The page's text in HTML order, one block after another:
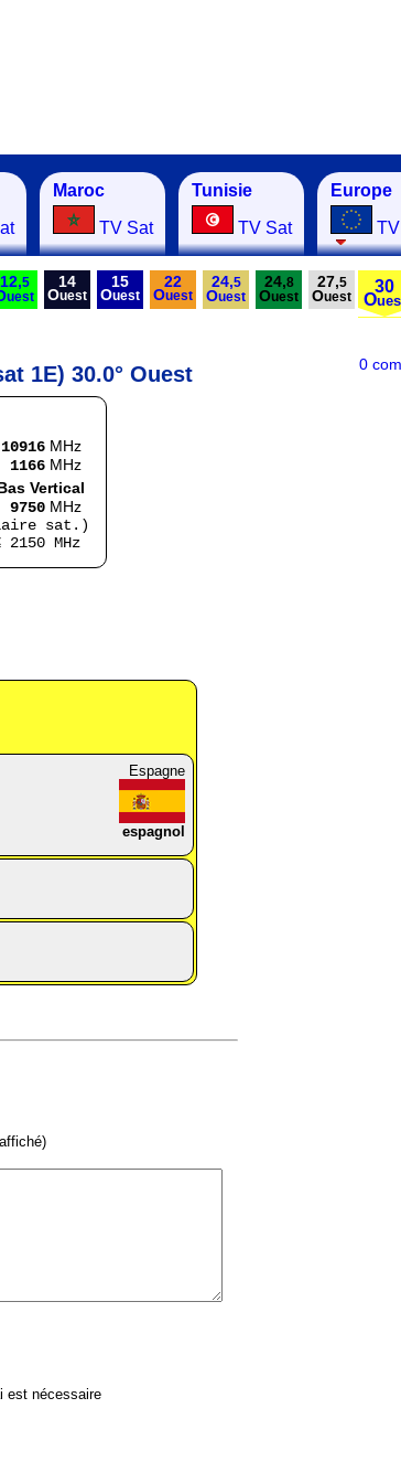
Maroc
TV Sat
Tunisie
TV Sat
Europe
12,5
uest
14
Ouest
15
Ouest
22
Ouest
24,5
Ouest
24,8
Ouest
27,5
Ouest
30
O
1E) 30.0° Ouest
10916 MHz
1166 MHz
Vertical
9750 MHz
sat.)
2150 MHz
Espagne
espagnol
0
est nécessaire